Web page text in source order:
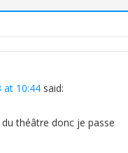
at 10:44 said:
théâtre donc je passe